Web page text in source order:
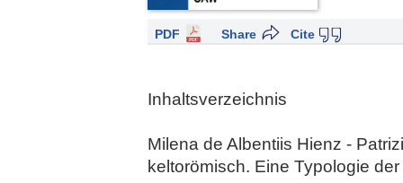
PDF Cite
Share
Inhaltsverzeichnis
Milena de Albentiis Hienz -
keltorömisch. Eine Typologie